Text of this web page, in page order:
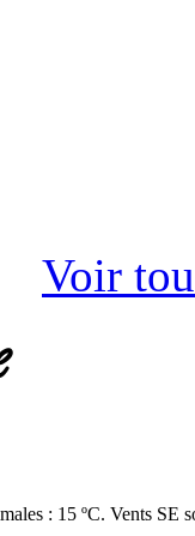
Voir
: 15 ºC. Vents SE